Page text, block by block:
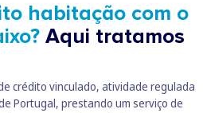
habitação com o
Aqui tratamos
crédito vinculado, atividade regulada
Portugal, prestando um serviço de